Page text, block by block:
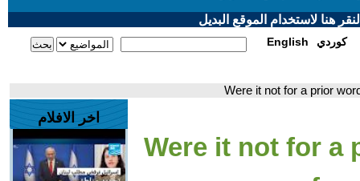
هنا لاستخدام الموقع البديل
English كوردي
- 11- Were it not for
اخر الافلام